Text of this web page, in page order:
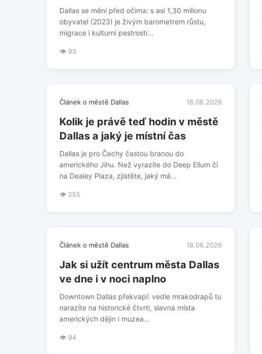
Dallas se mění před očima: s asi 1,30 milionu
obyvatel (2023) je živým barometrem růstu,
migrace i kulturní pestrosti...
👁️ 93
Článek o městě Dallas 18.06.2026
Kolik je právě teď hodin v městě
Dallas a jaký je místní čas
Dallas je pro Čechy častou branou do
amerického Jihu. Než vyrazíte do Deep Ellum či
na Dealey Plaza, zjistěte, jaký má...
👁️ 255
Článek o městě Dallas 18.06.2026
Jak si užít centrum města Dallas
ve dne i v noci naplno
Downtown Dallas překvapí: vedle mrakodrapů tu
narazíte na historické čtvrti, slavná místa
amerických dějin i muzea...
👁️ 94